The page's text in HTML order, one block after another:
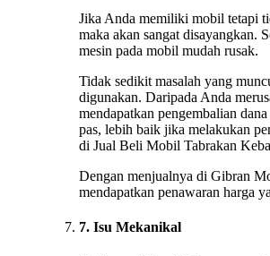
Jika Anda memiliki mobil tetapi
maka akan sangat disayangkan.
mesin pada mobil mudah rusak.
Tidak sedikit masalah yang
digunakan. Daripada Anda
mendapatkan pengembalian
pas, lebih baik jika melakukan
di Jual Beli Mobil Tabrakan
Dengan menjualnya di Gibran
mendapatkan penawaran harga
7. Isu Mekanikal